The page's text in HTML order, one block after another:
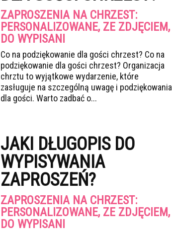
ZAPROSZENIA NA CHRZEST:
PERSONALIZOWANE, ZE ZDJĘCIEM,
DO WYPISANI
Co na podziękowanie dla gości chrzest? Co na
podziękowanie dla gości chrzest? Organizacja
chrztu to wyjątkowe wydarzenie, które
zasługuje na szczególną uwagę i podziękowania
dla gości. Warto zadbać o...
JAKI DŁUGOPIS DO
WYPISYWANIA
ZAPROSZEŃ?
ZAPROSZENIA NA CHRZEST:
PERSONALIZOWANE, ZE ZDJĘCIEM,
DO WYPISANI